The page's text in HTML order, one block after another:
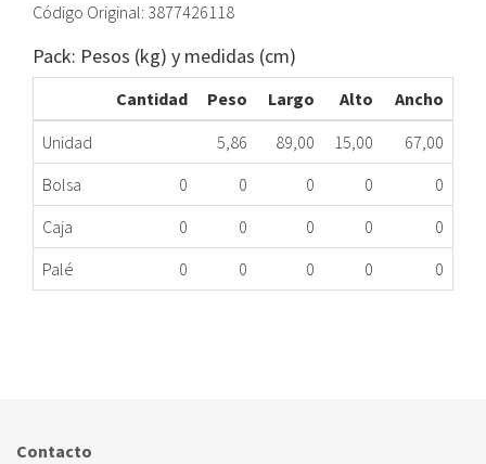
Código Original: 3877426118
Pack: Pesos (kg) y medidas (cm)
Cantidad Peso Largo Alto
Ancho
Unidad
5,86 89,00 15,00
67,00
Bolsa
0 0 0 0
0
Caja
0 0 0 0
0
Palé
0 0 0 0 0
Contacto